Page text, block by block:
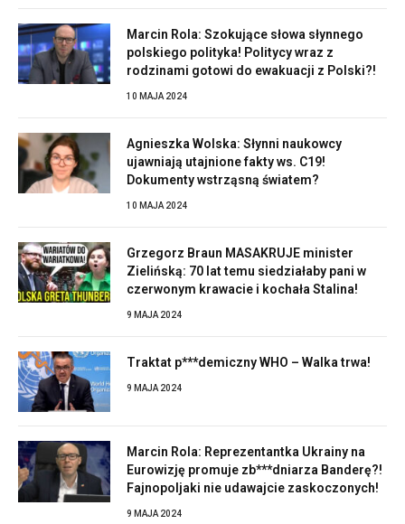
Marcin Rola: Szokujące słowa słynnego
polskiego polityka! Politycy wraz z
rodzinami gotowi do ewakuacji z Polski?!
10 MAJA 2024
Agnieszka Wolska: Słynni naukowcy
ujawniają utajnione fakty ws. C19!
Dokumenty wstrząsną światem?
10 MAJA 2024
Grzegorz Braun MASAKRUJE minister
Zielińską: 70 lat temu siedziałaby pani w
czerwonym krawacie i kochała Stalina!
9 MAJA 2024
Traktat p***demiczny WHO – Walka trwa!
9 MAJA 2024
Marcin Rola: Reprezentantka Ukrainy na
Eurowizję promuje zb***dniarza Banderę?!
Fajnopoljaki nie udawajcie zaskoczonych!
9 MAJA 2024